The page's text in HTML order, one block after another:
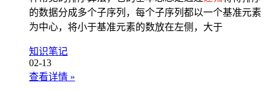
的数据分成多个子序列，每个子序列都以一个基准元素
为中心，将小于基准元素的数放在左侧，大于
知识笔记
02-13
查看详情 »